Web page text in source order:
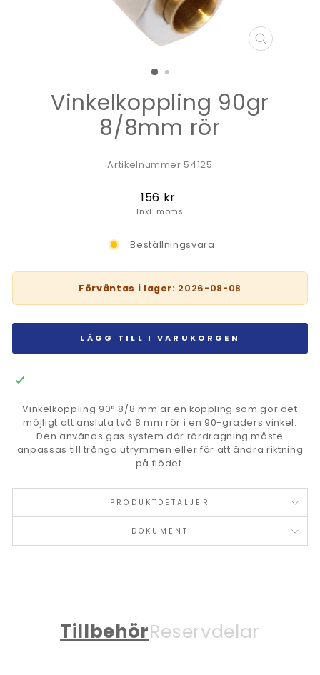
STÄNG
Vinkelkoppling 90gr
8/8mm rör
Artikelnummer 54125
Ordinarie
pris
156 kr
Inkl. moms
Beställningsvara
Förväntas i lager: 2026-08-08
LÄGG TILL I VARUKORGEN
Vinkelkoppling 90° 8/8 mm är en koppling som gör det
möjligt att ansluta två 8 mm rör i en 90-graders vinkel.
Den används gas system där rördragning måste
anpassas till trånga utrymmen eller för att ändra riktning
på flödet.
PRODUKTDETALJER
DOKUMENT
TillbehörReservdelar